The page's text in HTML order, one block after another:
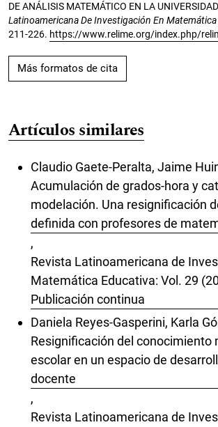
DE ANÁLISIS MATEMÁTICO EN LA
Latinoamericana De Investigación En
211-226. https://www.relime.org/index.php/
Más formatos de cita
Artículos similares
Claudio Gaete-Peralta, Jaime
Acumulación de grados-hora y
modelación. Una resignificación
definida con profesores de
,
Revista Latinoamericana de
Matemática Educativa: Vol. 29
Publicación continua
Daniela Reyes-Gasperini, Karla
Resignificación del conocimiento
escolar en un espacio de
docente
,
Revista Latinoamericana de